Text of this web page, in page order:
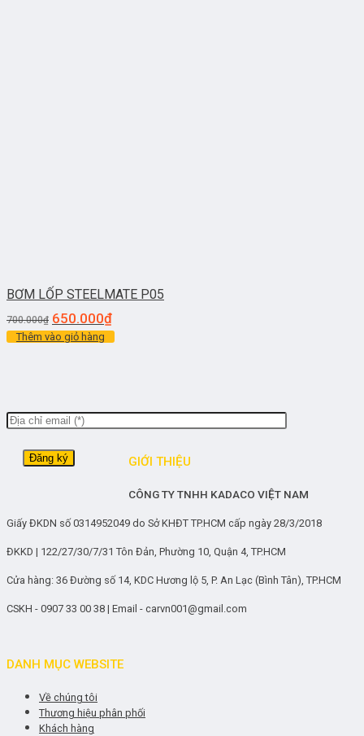
BƠM LỐP STEELMATE P05
700.000₫ 650.000₫
Thêm vào giỏ hàng
GIỚI THIỆU
CÔNG TY TNHH KADACO VIỆT NAM
Giấy ĐKDN số 0314952049 do Sở KHĐT TP.HCM cấp ngày 28/3/2018
ĐKKD | 122/27/30/7/31 Tôn Đản, Phường 10, Quận 4, TP.HCM
Cửa hàng: 36 Đường số 14, KDC Hương lộ 5, P. An Lạc (Bình Tân), TP.HCM
CSKH - 0907 33 00 38 | Email - carvn001@gmail.com
DANH MỤC WEBSITE
Về chúng tôi
Thương hiệu phân phối
Khách hàng